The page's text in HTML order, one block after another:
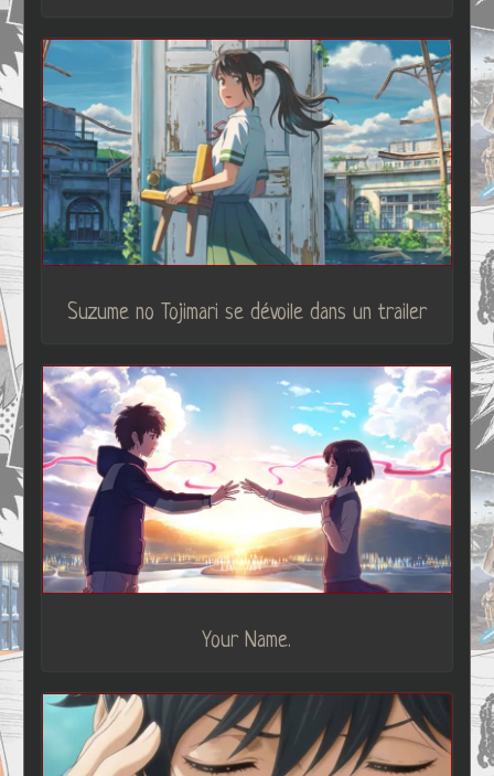
Suzume no Tojimari se dévoile dans un trailer
Your Name.